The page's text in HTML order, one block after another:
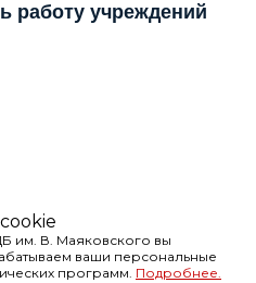
работу учреждений
им. В. Маяковского вы
ваши персональные
программ. Подробнее.